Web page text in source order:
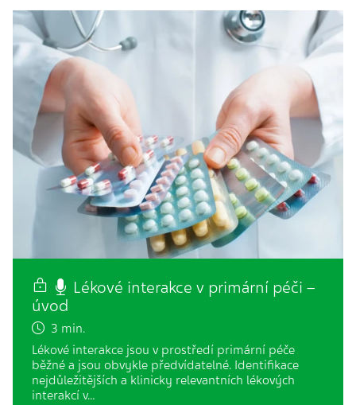
Lékové interakce v primární péči –
úvod
3 min.
Lékové interakce jsou v prostředí primární péče
běžné a jsou obvykle předvídatelné. Identifikace
nejdůležitějších a klinicky relevantních lékových
interakcí v…